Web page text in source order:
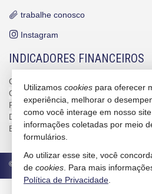
trabalhe conosco
Instagram
INDICADORES FINANCEIROS
CUB /
CUB /SCvariação
0,95%
Poupança
0,6738%
Dólar Comercial
R$ 5,10
Euro
R$ 5,88
© 2026 CRECI/SC 4586-J Política de
Utilizamos cookies para oferecer
experiência, melhorar o
como você interage em nosso
informações coletadas por meio
formulários.
Ao utilizar esse site, você
de cookies . Para mais
Política de Privacidade